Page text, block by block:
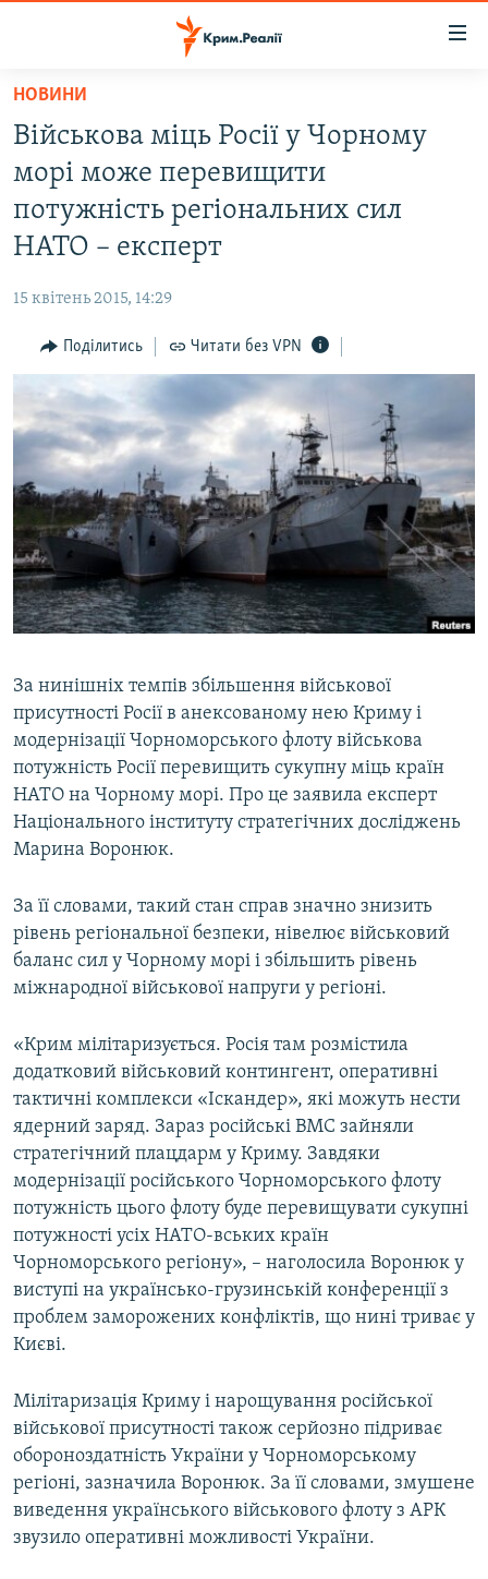
Перейти
основного
матеріалу
Перейти
до
основної
Перейти
пошуку
ВІДЕО ТА ФОТО
ПОЛІТИКА
ІНТЕРВ'Ю
ВСЕ ЗА ДЕНЬ
СПЕЦПРОЕКТИ
ДЕПОРТАЦІЯ
ВІДЕОУРОКИ «ELIFBE»
СВІДЧЕННЯ ОКУПАЦІЇ
УКРАЇНСЬКА ПРОБЛЕМА КРИМУ
ІНФОГРАФІКА
ЯК ОБІЙТИ БЛОКУВАННЯ
Русский
Qırımtatar
ДОЛУЧАЙСЯ!
Усі сайти RFE/RL
НОВИНИ
Військова міць Росії у Чорному
морі може перевищити
потужність регіональних сил
НАТО – експерт
15 квітень 2015, 14:29
Поділитись Читати без VPN
За нинішніх темпів збільшення військової
присутності Росії в анексованому нею Криму і
модернізації Чорноморського флоту військова
потужність Росії перевищить сукупну міць країн
НАТО на Чорному морі. Про це заявила експерт
Національного інституту стратегічних досліджень
Марина Воронюк.
За її словами, такий стан справ значно знизить
рівень регіональної безпеки, нівелює військовий
баланс сил у Чорному морі і збільшить рівень
міжнародної військової напруги у регіоні.
«Крим мілітаризується. Росія там розмістила
додатковий військовий контингент, оперативні
тактичні комплекси «Іскандер», які можуть нести
ядерний заряд. Зараз російські ВМС зайняли
стратегічний плацдарм у Криму. Завдяки
модернізації російського Чорноморського флоту
потужність цього флоту буде перевищувати сукупні
потужності усіх НАТО-вських країн
Чорноморського регіону», – наголосила Воронюк у
виступі на українсько-грузинській конференції з
проблем заморожених конфліктів, що нині триває у
Києві.
Мілітаризація Криму і нарощування російської
військової присутності також серйозно підриває
обороноздатність України у Чорноморському
регіоні, зазначила Воронюк. За її словами, змушене
виведення українського військового флоту з АРК
звузило оперативні можливості України.